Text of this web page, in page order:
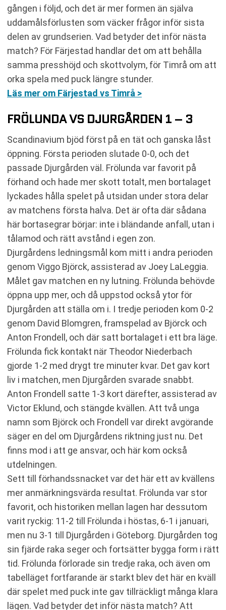
gången i följd, och det är mer formen än själva
uddamålsförlusten som väcker frågor inför sista
delen av grundserien. Vad betyder det inför nästa
match? För Färjestad handlar det om att behålla
samma presshöjd och skottvolym, för Timrå om att
orka spela med puck längre stunder.
Läs mer om Färjestad vs Timrå >
FRÖLUNDA VS DJURGÅRDEN 1 – 3
Scandinavium bjöd först på en tät och ganska låst
öppning. Första perioden slutade 0-0, och det
passade Djurgården väl. Frölunda var favorit på
förhand och hade mer skott totalt, men bortalaget
lyckades hålla spelet på utsidan under stora delar
av matchens första halva. Det är ofta där sådana
här bortasegrar börjar: inte i bländande anfall, utan i
tålamod och rätt avstånd i egen zon.
Djurgårdens ledningsmål kom mitt i andra perioden
genom Viggo Björck, assisterad av Joey LaLeggia.
Målet gav matchen en ny lutning. Frölunda behövde
öppna upp mer, och då uppstod också ytor för
Djurgården att ställa om i. I tredje perioden kom 0-2
genom David Blomgren, framspelad av Björck och
Anton Frondell, och där satt bortalaget i ett bra läge.
Frölunda fick kontakt när Theodor Niederbach
gjorde 1-2 med drygt tre minuter kvar. Det gav kort
liv i matchen, men Djurgården svarade snabbt.
Anton Frondell satte 1-3 kort därefter, assisterad av
Victor Eklund, och stängde kvällen. Att två unga
namn som Björck och Frondell var direkt avgörande
säger en del om Djurgårdens riktning just nu. Det
finns mod i att ge ansvar, och här kom också
utdelningen.
Sett till förhandssnacket var det här ett av kvällens
mer anmärkningsvärda resultat. Frölunda var stor
favorit, och historiken mellan lagen har dessutom
varit ryckig: 11-2 till Frölunda i höstas, 6-1 i januari,
men nu 3-1 till Djurgården i Göteborg. Djurgården tog
sin fjärde raka seger och fortsätter bygga form i rätt
tid. Frölunda förlorade sin tredje raka, och även om
tabelläget fortfarande är starkt blev det här en kväll
där spelet med puck inte gav tillräckligt många klara
lägen. Vad betyder det inför nästa match? Att